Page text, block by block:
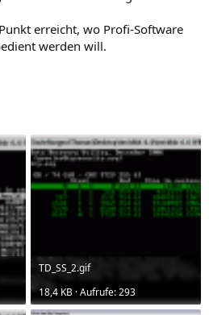
erreicht, wo Profi-Software
werden will.
TD_SS_2.gif
18,4 KB · Aufrufe: 293